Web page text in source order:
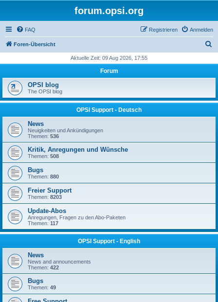
forum.opsi.org
FAQ Anmelden
Registrieren
Foren-Übersicht
h
Aktuelle Zeit: 09 Aug 2026, 17:55
Forum
OPSI blog
The OPSI blog
OPSI Support - Deutsch
News
Neuigkeiten und Ankündigungen
Themen: 536
Kritik, Anregungen und Wünsche
Themen: 508
Bugs
Themen: 880
Freier Support
Themen: 8203
Update-Abos
Anregungen, Fragen zu den Abo-Paketen
Themen: 117
OPSI Support - English
News
News and announcements
Themen: 422
Bugs
Themen: 49